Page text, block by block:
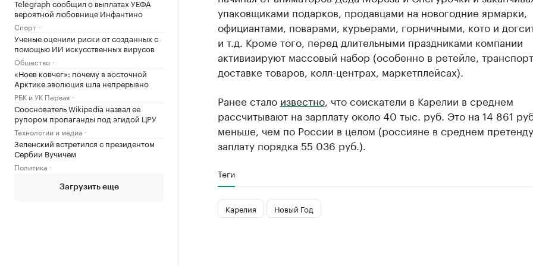
Telegraph сообщил о выплатах УЕФА
вероятной любовнице Инфантино
Спорт
Ученые оценили риски от созданных с
помощью ИИ искусственных вирусов
Общество
«Ноев ковчег»: почему в восточной
Арктике эволюция шла непрерывно
РБК и УК Первая
Сооснователь Wikipedia назвал ее
рупором пропаганды под эгидой ЦРУ
Технологии и медиа
Зеленский встретился с президентом
Сербии Вучичем
Политика
Загрузить еще
упаковщиками подарков, продавцами на новогодние ярмарки,
официантами, поварами, курьерами, горничными, кото и
и т.д. Кроме того, перед длительными праздниками компании
активизируют массовый набор (особенно в ретейле,
доставке товаров, колл-центрах, маркетплейсах).
Ранее стало известно, что соискатели в Карелии в среднем
рассчитывают на зарплату около 40 тыс. руб. Это на 14 861
меньше, чем по России в целом (россияне в среднем
заплату порядка 55 036 руб.).
Теги
Карелия Новый Год